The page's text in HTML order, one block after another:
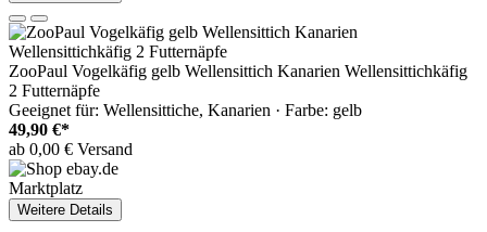
ZooPaul Vogelkäfig gelb Wellensittich Kanarien Wellensittichkäfig
2 Futternäpfe
Geeignet für: Wellensittiche, Kanarien · Farbe: gelb
49,90 €*
ab 0,00 € Versand
Marktplatz
Weitere Details